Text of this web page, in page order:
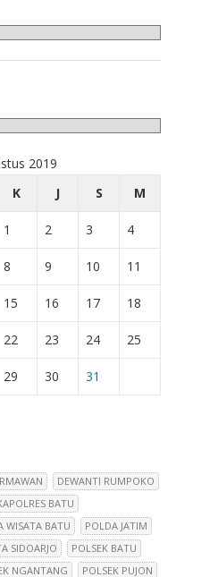
2019
K J S M
1 2 3 4
8 9 10 11
15 16 17 18
22 23 24 25
29 30
31
DEWANTI RUMPOKO
BATU
WISATA BATU
POLDA JATIM
SIDOARJO
POLSEK BATU
NGANTANG POLSEK PUJON